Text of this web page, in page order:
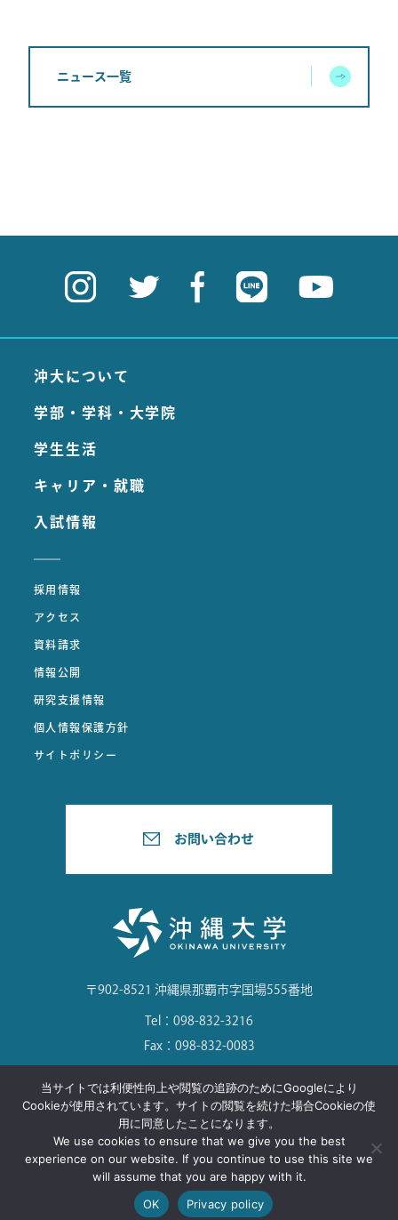
ニュース一覧
沖大について
学部・学科・大学院
学生生活
キャリア・就職
入試情報
採用情報
アクセス
資料請求
情報公開
研究支援情報
個人情報保護方針
サイトポリシー
〒902-8521 沖縄県那覇市字国場555番地
Tel：098-832-3216
Fax：098-832-0083
©Okinawa University. All Rights Reserved.
当サイトでは利便性向上や閲覧の追跡のためにGoogleにより
Cookieが使用されています。サイトの閲覧を続けた場合Cookieの使
用に同意したことになります。
We use cookies to ensure that we give you the best
experience on our website. If you continue to use this site we
will assume that you are happy with it.
OK
Privacy policy